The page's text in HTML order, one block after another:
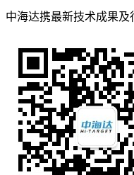
中海达携最新技术成果及